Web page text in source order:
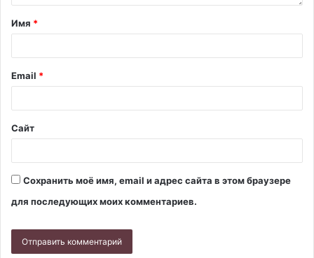
Имя *
Email *
Сайт
Сохранить моё имя, email и адрес сайта в этом браузере
для последующих моих комментариев.